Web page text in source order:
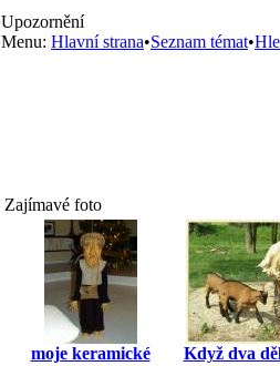
Upozornění
Menu: Hlavní strana•Seznam témat•
Zajímavé foto
moje keramické
Když dva